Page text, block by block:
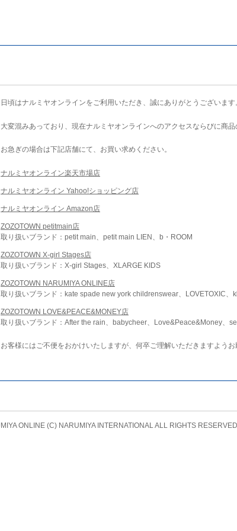
日頃はナルミヤオンラインをご利用いただき、誠にありがとうございます
大変混みあっており、現在ナルミヤオンラインへのアクセスならびに商品
お急ぎの場合は下記店舗にて、お買い求めください。
ナルミヤオンライン楽天市場店
ナルミヤオンライン Yahoo!ショッピング店
ナルミヤオンライン Amazon店
ZOZOTOWN petitmain店
取り扱いブランド：petit main、petit main LIEN、b・ROOM
ZOZOTOWN X-girl Stages店
取り扱いブランド：X-girl Stages、XLARGE KIDS
ZOZOTOWN NARUMIYA ONLINE店
取り扱いブランド：kate spade new york childrenswear、LOVETOXIC
ZOZOTOWN LOVE&PEACE&MONEY店
取り扱いブランド：After the rain、babycheer、Love&Peace&Money、
お客様にはご不便をおかけいたしますが、何卒ご理解いただきますようお